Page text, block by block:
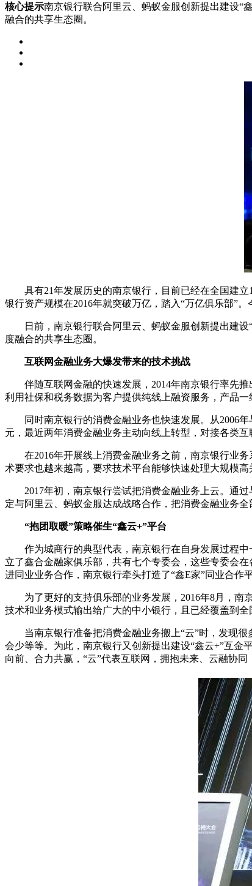
核心提示南京银行联合阿里云、蚂蚁金服创新提出建设“
融合的共享生态圈。
具有21年发展历史的南京银行，目前已经在全国建立
银行资产规模在2016年就突破万亿，踏入“万亿俱乐部”
日前，南京银行联合阿里云、蚂蚁金服创新提出建设“
度融合的共享生态圈。
互联网金融业务大爆发带来的技术挑战
伴随互联网金融的快速发展，2014年南京银行率先推
利用社保和税务数据为客户提供纯线上融资服务，产品
同时南京银行的消费金融业务也快速发展。从2006年
元，最近两年消费金融业务主动向线上转型，对接各类
在2016年开展线上消费金融业务之前，南京银行业务
术要求也越来越高，要求技术平台能够快速处理大规模
2017年初，南京银行尝试把消费金融业务上云。通过
定与阿里云、蚂蚁金服达成战略合作，把消费金融业务全
“抱团取暖”策略催生“鑫云+”平台
作为城商行的典型代表，南京银行在自身发展过程中
立了鑫合金融家俱乐部，共有七个专委会，这些专委会
进同业业务合作，南京银行牵头打造了“鑫E家”同业合作
为了更好的支持俱乐部的业务发展，2016年8月，南
技术和业务模式输出给广大的中小银行，且已经覆盖到全
当南京银行准备把消费金融业务搬上“云”时，发现很
会少等等。为此，南京银行又创新提出建设“鑫云+”互金
向前、合力共赢，“云”代表互联网，拥抱未来、云融协同